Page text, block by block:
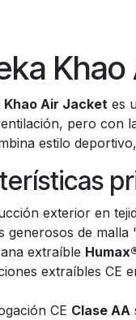
Khao Air Jacket es
pero con
estilo
exterior en
generosos de malla
extraíble
extraíbles CE
CE Clase AA